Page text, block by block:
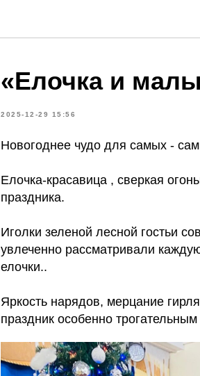
«Елочка и
2025-12-29 15:56
Новогоднее чудо для самых -
Елочка-красавица , сверкая
праздника.
Иголки зеленой лесной гостьи
увлеченно рассматривали
елочки..
Яркость нарядов, мерцание
праздник особенно